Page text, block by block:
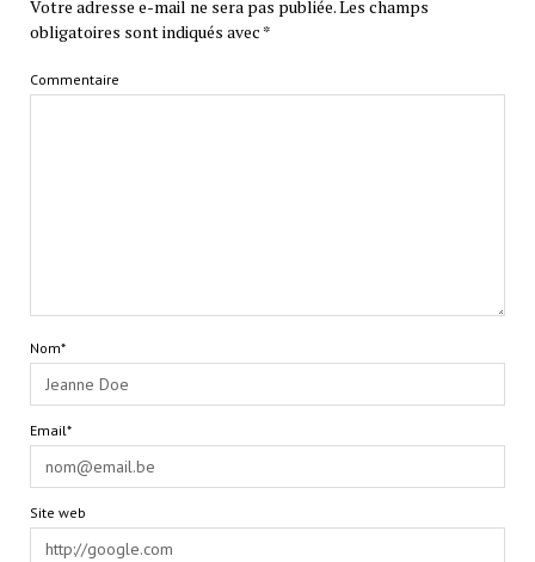
Votre adresse e-mail ne sera pas publiée.Les champs
obligatoires sont indiqués avec *
Commentaire
Nom*
Email*
Site web